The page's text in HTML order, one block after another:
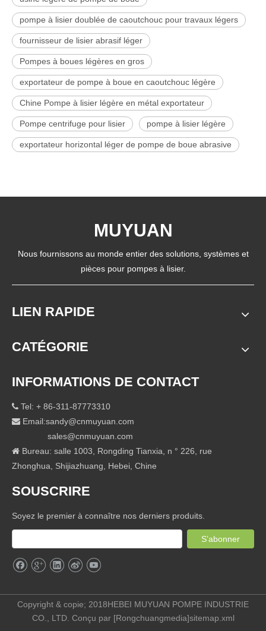
pompe à lisier doublée de caoutchouc pour travaux légers
fournisseur de lisier abrasif léger
Pompes à boues légères en gros
exportateur de pompe à boue en caoutchouc légère
Chine Pompe à lisier légère en métal exportateur
Pompe centrifuge pour lisier pompe à lisier légère
exportateur horizontal léger de pompe de boue abrasive
MUYUAN
Nous fournissons au monde entier des solutions, systèmes et
pièces pour pompes à lisier.
LIEN RAPIDE
CATÉGORIE
INFORMATIONS DE CONTACT
 Tel: + 86-311-87773310
 Email:sandy@cnmuyuan.com
sales@cnmuyuan.com
 Bureau: salle 1003, Rongding Tianxia, ​​n ° 226, rue
Zhonghua, Shijiazhuang, Hebei, Chine
SOUSCRIRE
Soyez le premier à connaître nos derniers produits.
S’abonner
Copyright & copie; 2018HEBEI MUYUAN POMPE INDUSTRIE
CO., LTD. Conçu par [Rongchuangmedia]sitemap.xml